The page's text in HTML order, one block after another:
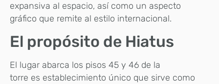
expansiva al espacio, así como un aspecto
gráfico que remite al estilo internacional.
El propósito de Hiatus
El lugar abarca los pisos 45 y 46 de la
torre es establecimiento único que sirve como